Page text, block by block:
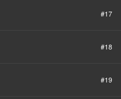
#17
#18
#19